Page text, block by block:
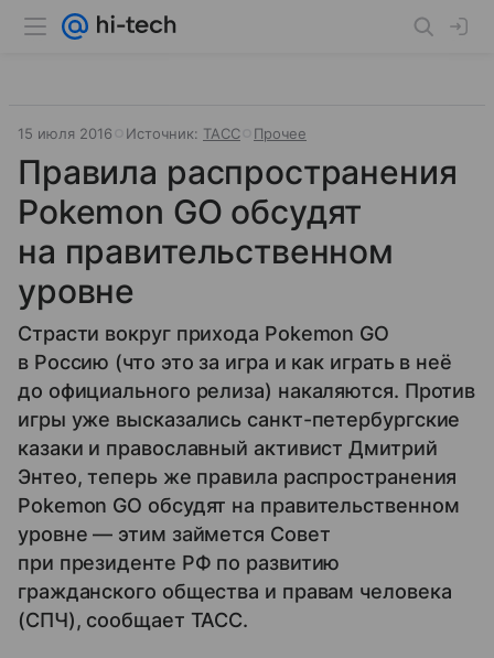
15 июля 2016 Источник: ТАСС Прочее
Правила распространения
Pokemon GO обсудят
на правительственном
уровне
Страсти вокруг приходa Pokemon GO
в Россию (что это за игра и как играть в неё
до официального релиза) накаляются. Против
игры уже высказались санкт-петербургские
казаки и православный активист Дмитрий
Энтео, теперь же правила распространения
Pokemon GO обсудят на правительственном
уровне — этим займется Совет
при президенте РФ по развитию
гражданского общества и правам человека
(СПЧ), сообщает ТАСС.